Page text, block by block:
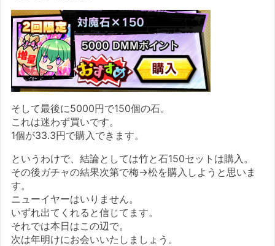
そして最後に5000円で150個の石。
これは迷わず買いです。
1個が33.3円で購入できます。
というわけで、結論としては竹と石150セットは購入。
その後ガチャの結果次第で梅→松を購入しようと思いま
す。
ニューイヤーはいりません。
いずれ出てくれると信じてます。
それでは本日はこの辺で。
次は年明けにお会いいたしましょう。